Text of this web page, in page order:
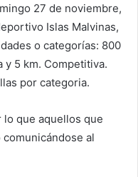
27 de noviembre,
Islas Malvinas,
o categorías: 800
y 5 km. Competitiva.
por categoria.
lo que aquellos que
al